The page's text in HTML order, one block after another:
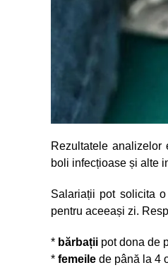
Rezultatele analizelor
boli infecțioase și alte
Salariații pot solicita
pentru aceeași zi.
* bărbații pot dona de
* femeile de până la 4